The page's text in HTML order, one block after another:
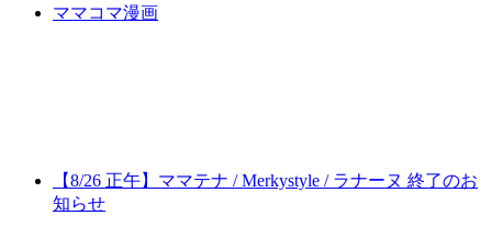
ママコマ漫画
【8/26 正午】ママテナ / Merkystyle / ラナーヌ 終了のお
知らせ